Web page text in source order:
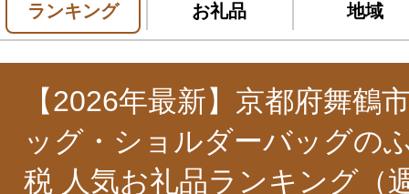
ランキング お礼品 地域
【2026年最新】京都府舞鶴
ッグ・ショルダーバッグの
税 人気お礼品ランキング（